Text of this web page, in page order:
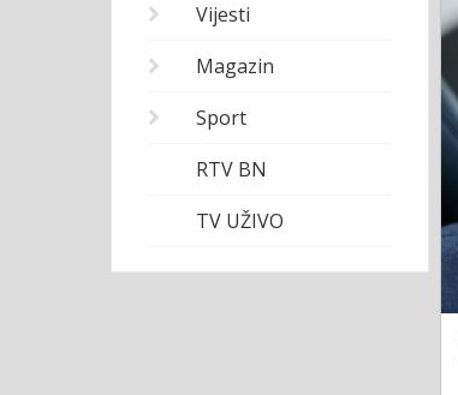
Vijesti
Magazin
Sport
RTV BN
TV UŽIVO